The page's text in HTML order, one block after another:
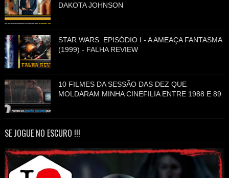
DAKOTA JOHNSON
STAR WARS: EPISÓDIO I - A AMEAÇA FANTASMA
(1999) - FALHA REVIEW
10 FILMES DA SESSÃO DAS DEZ QUE
MOLDARAM MINHA CINEFILIA ENTRE 1988 E 89
SE JOGUE NO ESCURO !!!